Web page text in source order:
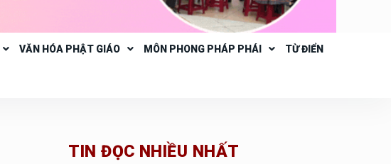
VĂN HÓA PHẬT GIÁO MÔN PHONG PHÁP PHÁI TỪ ĐIỂN
TIN ĐỌC NHIỀU NHẤT